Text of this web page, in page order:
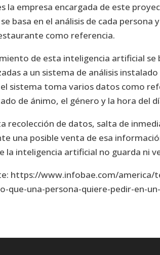
la empresa encargada de este
basa en el análisis de cada
como referencia.
de esta inteligencia artificial
a un sistema de análisis
sistema toma varios datos como
de ánimo, el género y la hora del
recolección de datos, salta de
una posible venta de esa
la inteligencia artificial no guarda ni
https://www.infobae.com/america/
que-una-persona-quiere-pedir-en-